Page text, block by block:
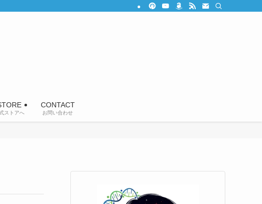
ストアへ
CONTACT
お問い合わせ